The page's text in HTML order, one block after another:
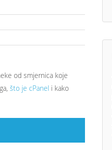
od smjernica koje
što je cPanel i kako